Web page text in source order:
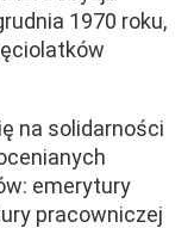
1970 roku,
na solidarności
emerytury
pracowniczej